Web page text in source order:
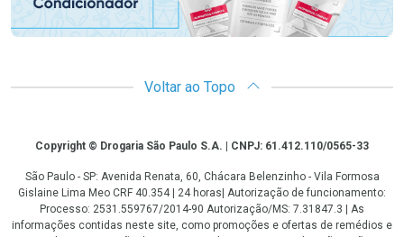
Voltar ao Topo
CopyrightCopyright © Drogaria São Paulo S.A. | CNPJ: 61.412.110/0565-33
São Paulo - SP: Avenida Renata, 60, Chácara Belenzinho - Vila Formosa
Gislaine Lima Meo CRF 40.354 | 24 horas| Autorização de funcionamento:
Processo: 2531.559767/2014-90 Autorização/MS: 7.31847.3 | As
informações contidas neste site, como promoções e ofertas de remédios e